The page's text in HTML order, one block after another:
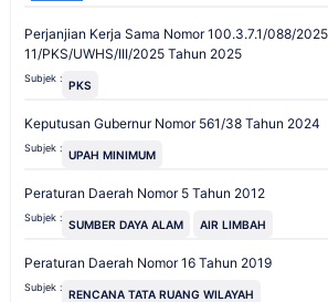
Perjanjian Kerja Sama Nomor 100.3.7.1/088/
11/PKS/UWHS/III/2025 Tahun 2025
Subjek : PKS
Keputusan Gubernur Nomor 561/38 Tahun 2024
Subjek : UPAH MINIMUM
Peraturan Daerah Nomor 5 Tahun 2012
Subjek : SUMBER DAYA ALAM AIR LIMBAH
Peraturan Daerah Nomor 16 Tahun 2019
Subjek : RENCANA TATA RUANG WILAYAH